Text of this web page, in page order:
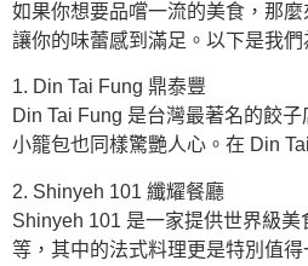
如果你想要品嚐一流的美食，那
讓你的味蕾感到滿足。以下是我
1. Din Tai Fung 鼎泰豐
Din Tai Fung 是台灣最著名的餃
小籠包也同樣驚艷人心。在 Din
2. Shinyeh 101 纖耀餐廳
Shinyeh 101 是一家提供世界級
等，其中的法式料理更是特別值